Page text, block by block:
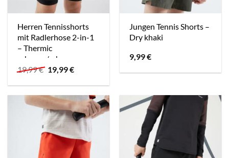
Herren Tennisshorts
mit Radlerhose 2-in-1
– Thermic
schwarz/schwarz
19,99€ Ursprünglicher
Preis
war:
19,99 €
19,99€Aktueller
ist:
19,99 €.
Jungen Tennis Shorts –
Dry khaki
9,99€